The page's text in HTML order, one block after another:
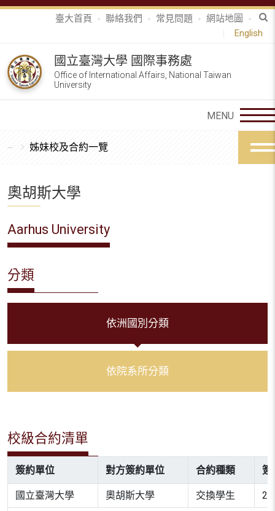
臺大首頁 聯絡我們 常見問題
網站地圖
English
國立臺灣大學 國際事務處
Office of International Affairs, National Taiwan
University
姊妹校及合約一覽
奧胡斯大學
Aarhus University
分類
依洲國別分類
依院系所分類
校級合約清單
簽約單位 對方簽約單位 合約種類 簽
國立臺灣大學 奧胡斯大學 交換學生